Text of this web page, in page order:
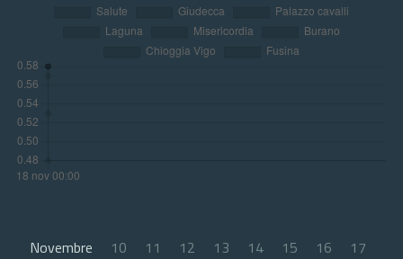
Novembre 10 11 12 13 14 15 16
17